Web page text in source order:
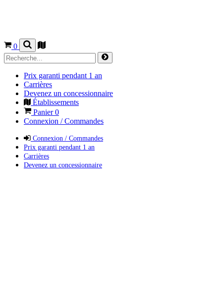
0
Prix garanti pendant 1 an
Carrières
Devenez un concessionnaire
Établissements
Panier0
Connexion / Commandes
Connexion / Commandes
Prix garanti pendant 1 an
Carrières
Devenez un concessionnaire